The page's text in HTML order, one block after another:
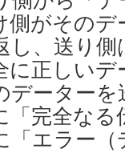
側がその
し、送り
に正しい
データー
「完全な
「エラー